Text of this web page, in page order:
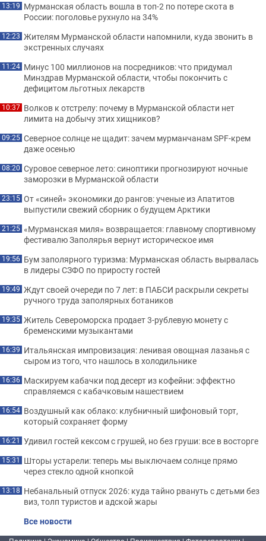
13:19 Мурманская область вошла в топ-2 по потере скота в
России: поголовье рухнуло на 34%
12:23 Жителям Мурманской области напомнили, куда звонить в
экстренных случаях
11:24 Минус 100 миллионов на посредников: что придумал
Минздрав Мурманской области, чтобы покончить с
дефицитом льготных лекарств
10:37 Волков к отстрелу: почему в Мурманской области нет
лимита на добычу этих хищников?
09:25 Северное солнце не щадит: зачем мурманчанам SPF-крем
даже осенью
08:20 Суровое северное лето: синоптики прогнозируют ночные
заморозки в Мурманской области
23:15 От «синей» экономики до рангов: ученые из Апатитов
выпустили свежий сборник о будущем Арктики
21:25 «Мурманская миля» возвращается: главному спортивному
фестивалю Заполярья вернут историческое имя
19:56 Бум заполярного туризма: Мурманская область вырвалась
в лидеры СЗФО по приросту гостей
19:49 Ждут своей очереди по 7 лет: в ПАБСИ раскрыли секреты
ручного труда заполярных ботаников
19:35 Житель Североморска продает 3-рублевую монету с
бременскими музыкантами
16:39 Итальянская импровизация: ленивая овощная лазанья с
сыром из того, что нашлось в холодильнике
16:36 Маскируем кабачки под десерт из кофейни: эффектно
справляемся с кабачковым нашествием
16:54 Воздушный как облако: клубничный шифоновый торт,
который сохраняет форму
16:21 Удивил гостей кексом с грушей, но без груши: все в восторге
15:31 Шторы устарели: теперь мы выключаем солнце прямо
через стекло одной кнопкой
13:18 Небанальный отпуск 2026: куда тайно рвануть с детьми без
виз, толп туристов и адской жары
Все новости